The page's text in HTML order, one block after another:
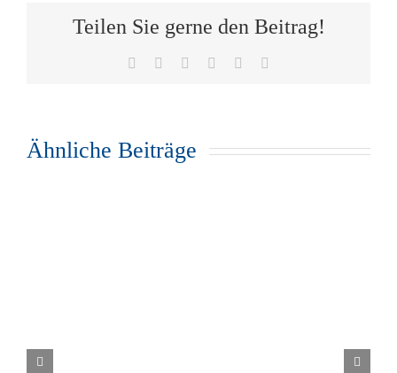
Teilen Sie gerne den Beitrag!
Facebook WhatsAppTelegramPinterest
Ähnliche Beiträge